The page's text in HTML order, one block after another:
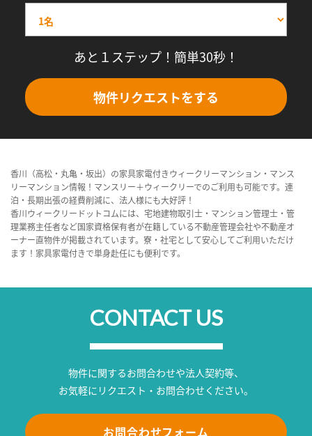
あと１ステップ！簡単30秒！
物件リクエストをする
香川（高松・丸亀・坂出）の家具家電付きウィークリーマンション・マンス
リーマンション情報！マンスリー＋ウィークリーでのご利用も可能です。連
泊・長期出張の経費削減に、法人様にも大好評！
香川ウィークリードットコムには、宅地建物取引士・マンション管理士・管
理業務主任者など国家資格保有者が在籍している不動産管理会社や不動産オ
ーナー直物件が掲載されています。寮・社宅として安心してご利用いただけ
ます！家具家電付きで単身赴任にも便利です。
CONTACT US
物件に関するお問合わせや法人契約等、
お気軽にリクエスト・お問合わせください。
お問合わせフォーム